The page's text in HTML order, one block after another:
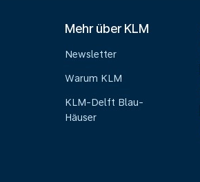
Mehr über KLM
Newsletter
Warum KLM
KLM-Delft Blau-
Häuser